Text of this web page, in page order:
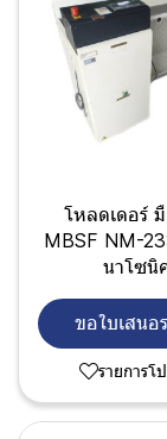
โหลดเดอร์
MBSF NM-
นาโซนิ
ขอใบเสนอ
รายการโ